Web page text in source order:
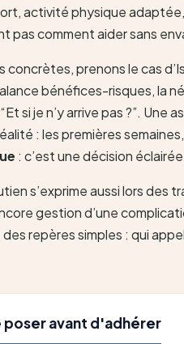
activité physique
pas comment aider sans
concrètes, prenons le cas
bénéfices-risques, la
si je n’y arrive pas ?”.
: les premières
: c’est une décision
s’exprime aussi lors des
gestion d’une
repères simples : qui
poser avant d'adhérer